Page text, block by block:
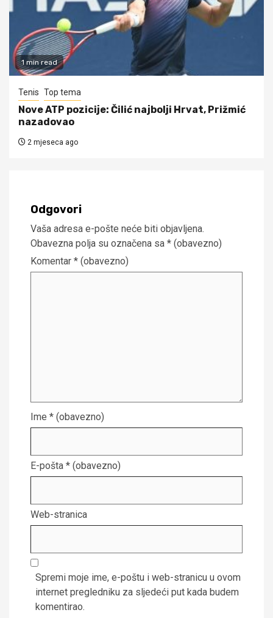
1 min read
Tenis Top tema
Nove ATP pozicije: Čilić najbolji Hrvat, Prižmić
nazadovao
2 mjeseca ago
Odgovori
Vaša adresa e-pošte neće biti objavljena.
Obavezna polja su označena sa * (obavezno)
Komentar * (obavezno)
Ime * (obavezno)
E-pošta * (obavezno)
Web-stranica
Spremi moje ime, e-poštu i web-stranicu u ovom
internet pregledniku za sljedeći put kada budem
komentirao.